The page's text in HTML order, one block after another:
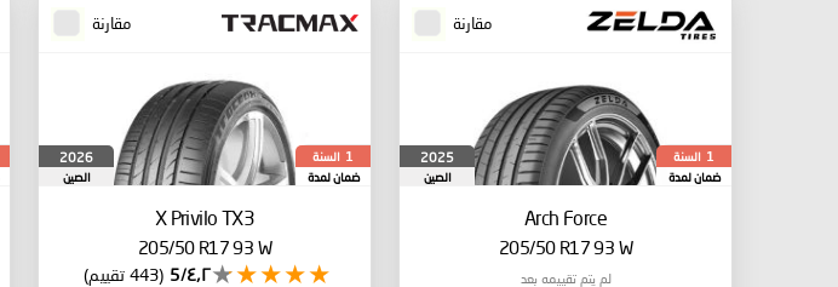
مقارنة
1 السنة
ضمان لمدة
2025
الصين
Arch Force
205/50 R17 93 W
لم يتم تقييمه بعد
مقارنة
1 السنة
ضمان لمدة
2026
الصين
X Privilo TX3
205/50 R17 93 W
٤٫٢/5 (443 تقييم)